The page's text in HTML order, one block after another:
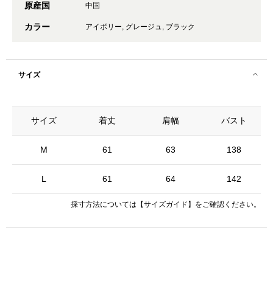
原産国 中国
カラー アイボリー, グレージュ, ブラック
サイズ
サイズ
M
L
着丈 肩幅 バスト
61 63 138
61 64 142
採寸方法については 【サイズガイド】 をご確認ください。